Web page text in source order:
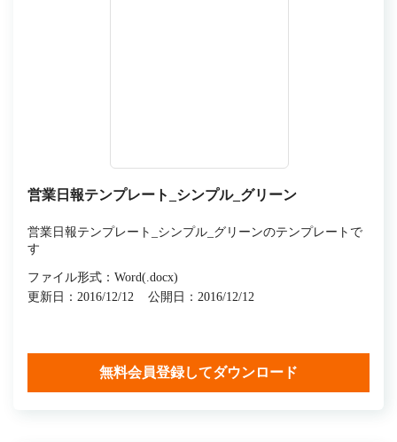
営業日報テンプレート_シンプル_グリーン
営業日報テンプレート_シンプル_グリーンのテンプレートで
す
ファイル形式：Word(.docx)
更新日：2016/12/12
公開日：2016/12/12
無料会員登録してダウンロード